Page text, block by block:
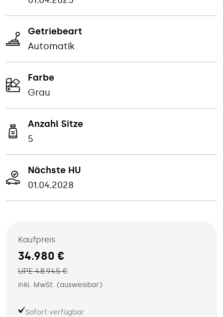
Getriebeart
Automatik
Farbe
Grau
Anzahl Sitze
5
Nächste HU
01.04.2028
Kaufpreis
34.980 €
UPE 48.945 €
inkl. MwSt. (ausweisbar)
Sofort verfügbar